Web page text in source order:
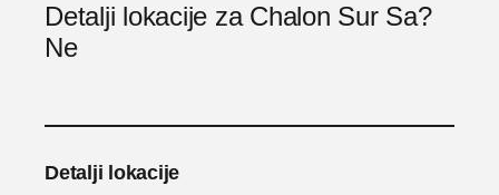
Detalji lokacije za Chalon Sur Sa?
Ne
Detalji lokacije